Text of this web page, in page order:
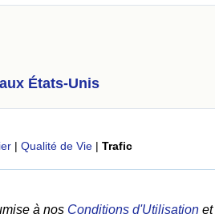
États-Unis
| Qualité de Vie | Trafic
à nos Conditions d'Utilisation et